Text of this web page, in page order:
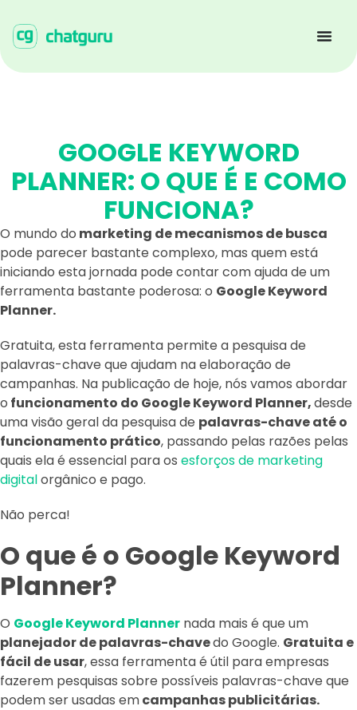
GOOGLE KEYWORD
PLANNER: O QUE É E COMO
FUNCIONA?
O mundo do marketing de mecanismos de busca
pode parecer bastante complexo, mas quem está
iniciando esta jornada pode contar com ajuda de um
ferramenta bastante poderosa: o Google Keyword
Planner.
Gratuita, esta ferramenta permite a pesquisa de
palavras-chave que ajudam na elaboração de
campanhas. Na publicação de hoje, nós vamos abordar
o funcionamento do Google Keyword Planner,desde
uma visão geral da pesquisa de palavras-chave até o
funcionamento prático, passando pelas razões pelas
quais ela é essencial para os esforços de marketing
digitalorgânico e pago.
Não perca!
O que é o Google Keyword
Planner?
O Google Keyword Planner nada mais é que um
planejador de palavras-chavedo Google. Gratuita e
fácil de usar, essa ferramenta é útil para empresas
fazerem pesquisas sobre possíveis palavras-chave que
podem ser usadas emcampanhas publicitárias.